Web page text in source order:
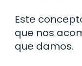
Este
que nos
que damos.